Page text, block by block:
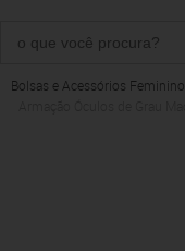
Bolsas e Acessórios